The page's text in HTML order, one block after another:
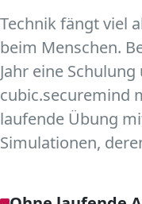
Technik fängt viel
beim Menschen.
Jahr eine
cubic.securemind
laufende Übung
Simulationen,